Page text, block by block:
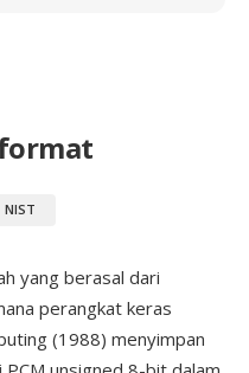
NIST
yang berasal dari
perangkat keras
(1988) menyimpan